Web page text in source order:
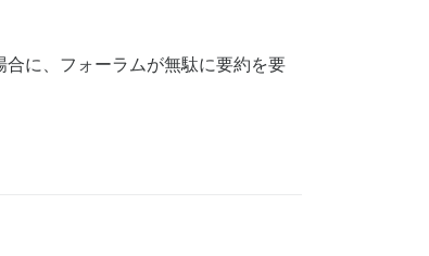
合に、フォーラムが無駄に要約を要